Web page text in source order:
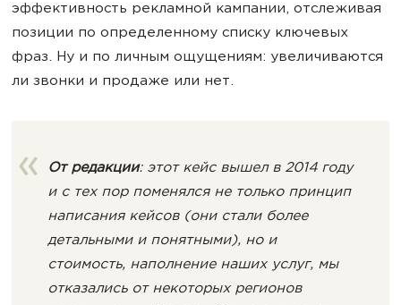
эффективность рекламной кампании, отслеживая
позиции по определенному списку ключевых
фраз. Ну и по личным ощущениям: увеличиваются
ли звонки и продаже или нет.
От редакции: этот кейс вышел в 2014 году
и с тех пор поменялся не только принцип
написания кейсов (они стали более
детальными и понятными), но и
стоимость, наполнение наших услуг, мы
отказались от некоторых регионов